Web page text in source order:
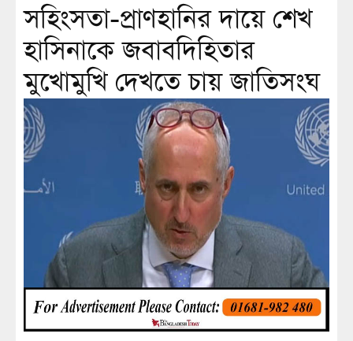
সহিংসতা-প্রাণহানির দায়ে শেখ
হাসিনাকে জবাবদিহিতার
মুখোমুখি দেখতে চায় জাতিসংঘ